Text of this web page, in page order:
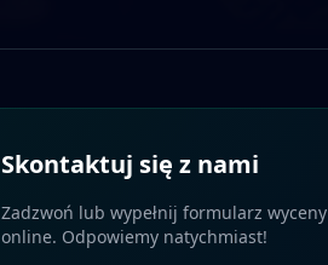
Skontaktuj się z nami
Zadzwoń lub wypełnij formularz wyceny
online. Odpowiemy natychmiast!